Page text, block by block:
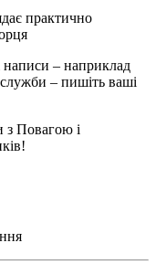
практично
написи – наприклад
служби – пишіть ваші
з Повагою і